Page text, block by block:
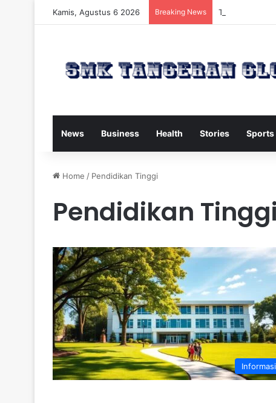
Kamis, Agustus 6 2026 Breaking News Trump Kirim
News Business Health Stories Sports
Home / Pendidikan Tinggi
Pendidikan Tinggi
Informasi